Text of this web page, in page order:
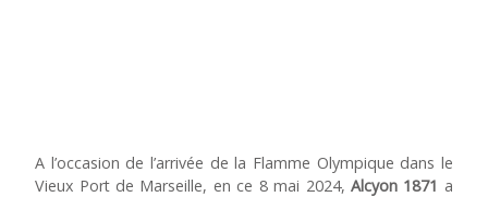
A l’occasion de l’arrivée de la Flamme Olympique dans le
Vieux Port de Marseille, en ce 8 mai 2024, Alcyon 1871 a